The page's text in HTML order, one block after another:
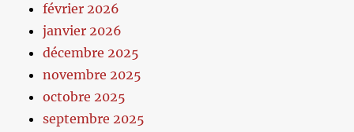
février 2026
janvier 2026
décembre 2025
novembre 2025
octobre 2025
septembre 2025